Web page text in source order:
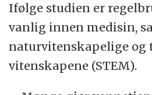
Ifølge studien er
vanlig innen medisin,
naturvitenskapelige og
vitenskapene (STEM).